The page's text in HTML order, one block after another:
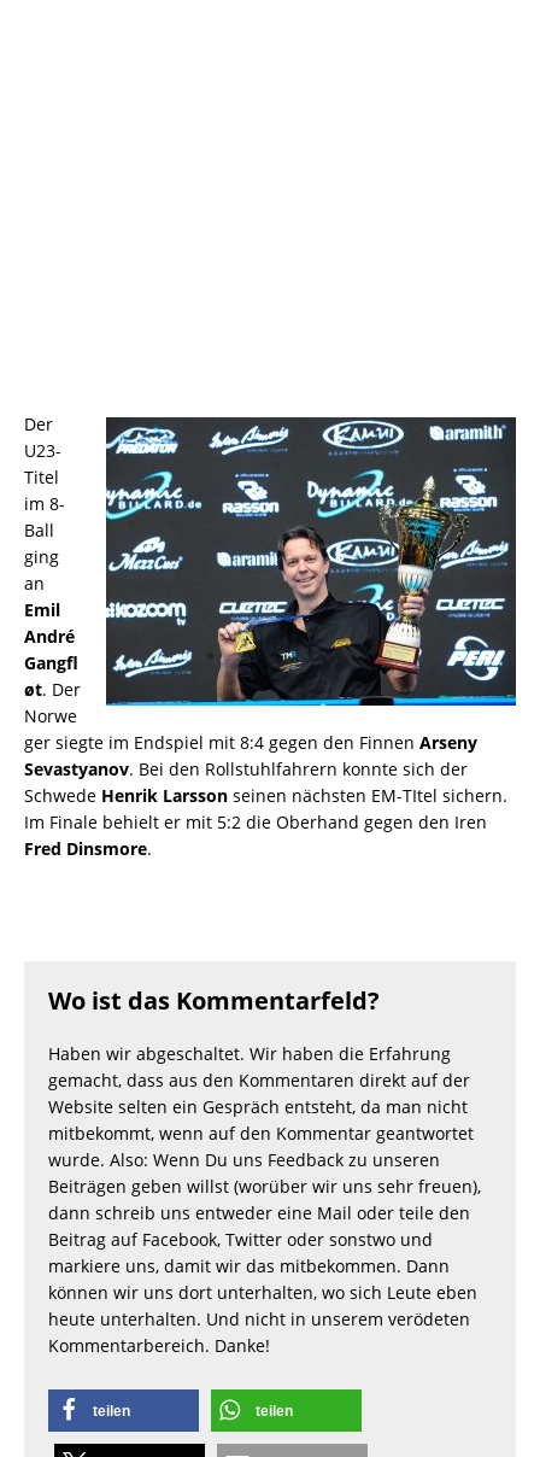
Der
U23-
Titel
im 8-
Ball
ging
an
Emil
André
Gangfl
øt. Der
Norwe
ger siegte im Endspiel mit 8:4 gegen den Finnen Arseny
Sevastyanov. Bei den Rollstuhlfahrern konnte sich der
Schwede Henrik Larsson seinen nächsten EM-TItel sichern.
Im Finale behielt er mit 5:2 die Oberhand gegen den Iren
Fred Dinsmore.
Wo ist das Kommentarfeld?
Haben wir abgeschaltet. Wir haben die Erfahrung
gemacht, dass aus den Kommentaren direkt auf der
Website selten ein Gespräch entsteht, da man nicht
mitbekommt, wenn auf den Kommentar geantwortet
wurde. Also: Wenn Du uns Feedback zu unseren
Beiträgen geben willst (worüber wir uns sehr freuen),
dann schreib uns entweder eine Mail oder teile den
Beitrag auf Facebook, Twitter oder sonstwo und
markiere uns, damit wir das mitbekommen. Dann
können wir uns dort unterhalten, wo sich Leute eben
heute unterhalten. Und nicht in unserem verödeten
Kommentarbereich. Danke!
teilen teilen